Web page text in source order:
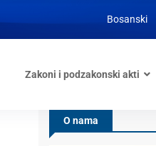
Bosanski
Zakoni i podzakonski akti
O nama